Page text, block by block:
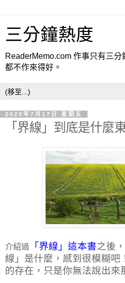
三分鐘熱度
ReaderMemo.com 作事只有三
都不作來得好。
2020年7月17日 星期五
「界線」到底是什麼
介紹過 「界線」這本書之後
線」是什麼，感到很模糊吧
的存在，只是你無法說出來